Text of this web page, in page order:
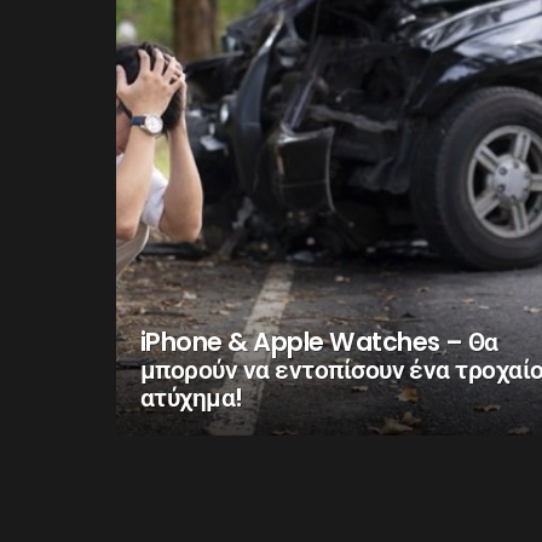
iPhone & Apple Watches – Θα
μπορούν να εντοπίσουν ένα
ατύχημα!